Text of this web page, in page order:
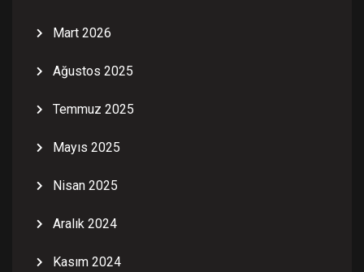
Mart 2026
Ağustos 2025
Temmuz 2025
Mayıs 2025
Nisan 2025
Aralık 2024
Kasım 2024